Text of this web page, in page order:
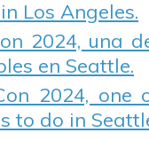
Los Angeles.
2024, una
en Seattle.
2024,
to do in